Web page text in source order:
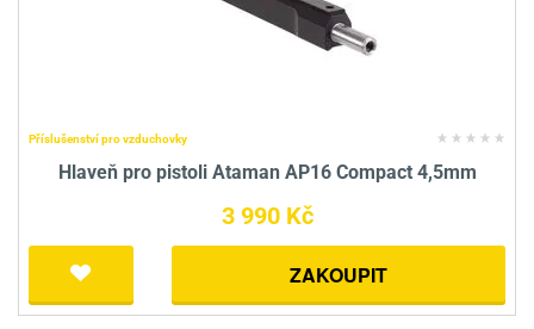
Příslušenství pro vzduchovky
Hlaveň pro pistoli Ataman AP16 Compact 4,5mm
3 990 Kč
ZAKOUPIT